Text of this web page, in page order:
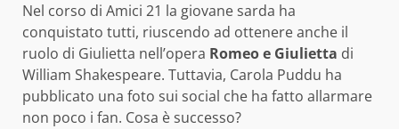
Nel corso di Amici 21 la giovane sarda ha
conquistato tutti, riuscendo ad ottenere anche il
ruolo di Giulietta nell’opera Romeo e Giulietta di
William Shakespeare. Tuttavia, Carola Puddu ha
pubblicato una foto sui social che ha fatto allarmare
non poco i fan. Cosa è successo?